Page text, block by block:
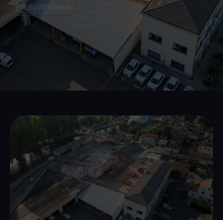
Photovoltaïque